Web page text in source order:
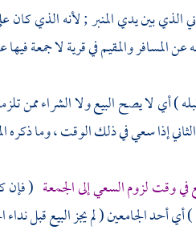
الذي بين يدي المنبر ; لأنه الذي
عن المسافر والمقيم في قرية لا جمعة
) أي لا يصح البيع ولا الشراء ممن
إذا سعي في ذلك الوقت ، وما
في وقت لزوم السعي إلى الجمعة ( فإن
أي أحد الجامعين ( لم يجز البيع قبل